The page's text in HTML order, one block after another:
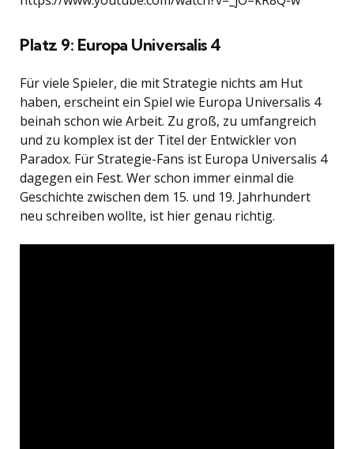
Platz 9: Europa Universalis 4
Für viele Spieler, die mit Strategie nichts am Hut
haben, erscheint ein Spiel wie Europa Universalis 4
beinah schon wie Arbeit. Zu groß, zu umfangreich
und zu komplex ist der Titel der Entwickler von
Paradox. Für Strategie-Fans ist Europa Universalis 4
dagegen ein Fest. Wer schon immer einmal die
Geschichte zwischen dem 15. und 19. Jahrhundert
neu schreiben wollte, ist hier genau richtig.